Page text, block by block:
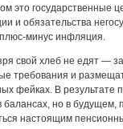
это государственные
и обязательства
плюс-минус инфляция.
свой хлеб не едят —
требования и
фейках. В результате
но в будущем,
настоящим